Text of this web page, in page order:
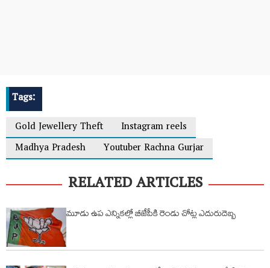
Tags:
Gold Jewellery Theft
Instagram reels
Madhya Pradesh
Youtuber Rachna Gurjar
RELATED ARTICLES
మూడు ఉప ఎన్నికల్లో బీజేపీకి రెండు చోట్ల ఎదురుదెబ్బ